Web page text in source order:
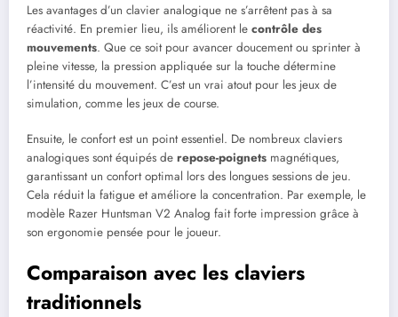
Les avantages d’un clavier analogique ne s’arrêtent pas à sa
réactivité. En premier lieu, ils améliorent le contrôle des
mouvements. Que ce soit pour avancer doucement ou sprinter à
pleine vitesse, la pression appliquée sur la touche détermine
l’intensité du mouvement. C’est un vrai atout pour les jeux de
simulation, comme les jeux de course.
Ensuite, le confort est un point essentiel. De nombreux claviers
analogiques sont équipés de repose-poignets magnétiques,
garantissant un confort optimal lors des longues sessions de jeu.
Cela réduit la fatigue et améliore la concentration. Par exemple, le
modèle Razer Huntsman V2 Analog fait forte impression grâce à
son ergonomie pensée pour le joueur.
Comparaison avec les claviers
traditionnels